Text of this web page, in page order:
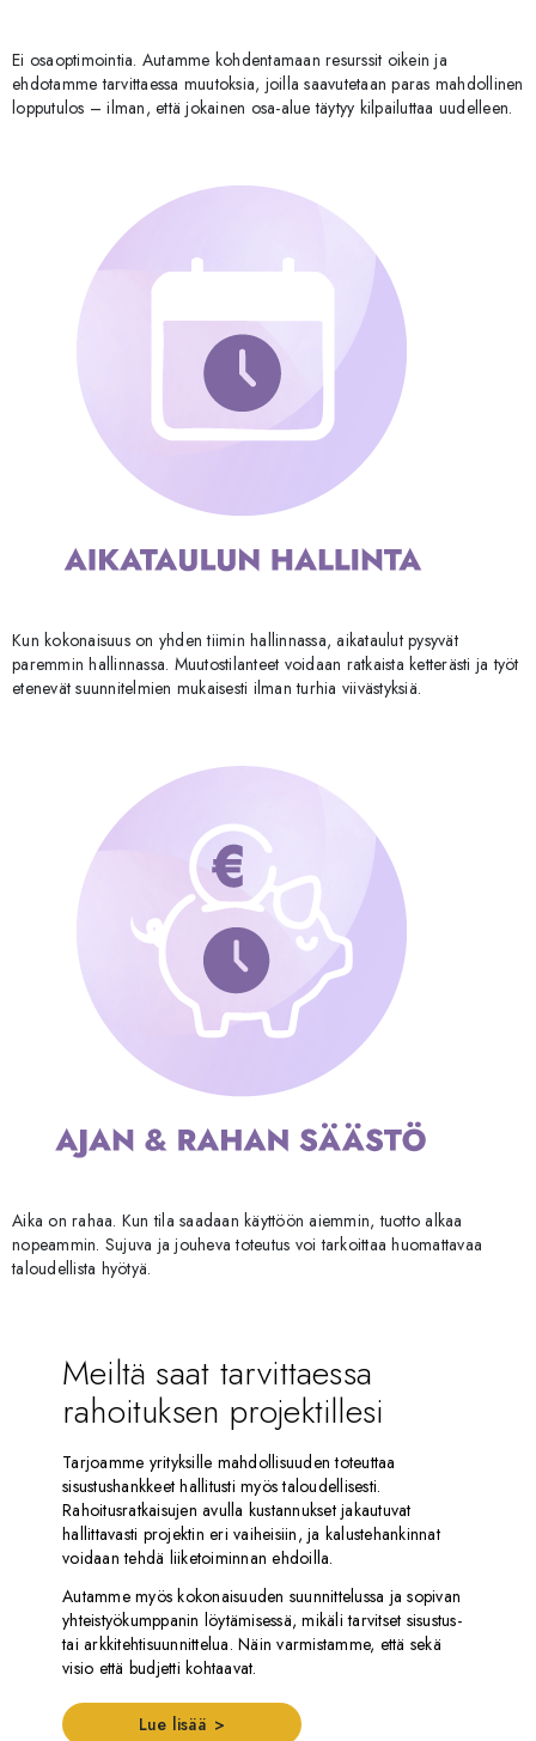
Ei osaoptimointia. Autamme kohdentamaan resurssit oikein ja
ehdotamme tarvittaessa muutoksia, joilla saavutetaan paras mahdollinen
lopputulos – ilman, että jokainen osa-alue täytyy kilpailuttaa uudelleen.
Kun kokonaisuus on yhden tiimin hallinnassa, aikataulut pysyvät
paremmin hallinnassa. Muutostilanteet voidaan ratkaista ketterästi ja työt
etenevät suunnitelmien mukaisesti ilman turhia viivästyksiä.
Aika on rahaa. Kun tila saadaan käyttöön aiemmin, tuotto alkaa
nopeammin. Sujuva ja jouheva toteutus voi tarkoittaa huomattavaa
taloudellista hyötyä.
Meiltä saat tarvittaessa
rahoituksen projektillesi
Tarjoamme yrityksille mahdollisuuden toteuttaa
sisustushankkeet hallitusti myös taloudellisesti.
Rahoitusratkaisujen avulla kustannukset jakautuvat
hallittavasti projektin eri vaiheisiin, ja kalustehankinnat
voidaan tehdä liiketoiminnan ehdoilla.
Autamme myös kokonaisuuden suunnittelussa ja sopivan
yhteistyökumppanin löytämisessä, mikäli tarvitset sisustus-
tai arkkitehtisuunnittelua. Näin varmistamme, että sekä
visio että budjetti kohtaavat.
Lue lisää